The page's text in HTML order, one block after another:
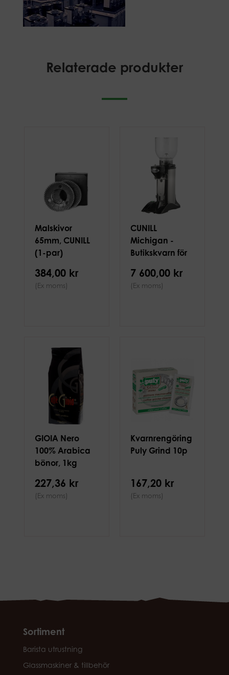
Relaterade produkter
Malskivor
65mm, CUNILL
(1-par)
384,00 kr
(Ex moms)
CUNILL
Michigan -
Butikskvarn för
7 600,00 kr
(Ex moms)
GIOIA Nero
100% Arabica
bönor, 1kg
227,36 kr
(Ex moms)
Kvarnrengöring
Puly Grind 10p
167,20 kr
(Ex moms)
Sortiment
Barista utrustning
Glassmaskiner & tillbehör